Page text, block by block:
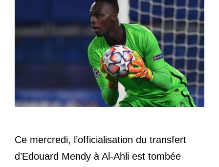
Ce mercredi, l’officialisation du transfert
d’Edouard Mendy à Al-Ahli est tombée